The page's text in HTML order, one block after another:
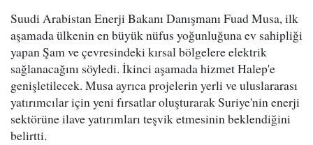
Suudi Arabistan Enerji Bakanı Danışmanı Fuad Musa, ilk
aşamada ülkenin en büyük nüfus yoğunluğuna ev sahipliği
yapan Şam ve çevresindeki kırsal bölgelere elektrik
sağlanacağını söyledi. İkinci aşamada hizmet Halep'e
genişletilecek. Musa ayrıca projelerin yerli ve uluslararası
yatırımcılar için yeni fırsatlar oluşturarak Suriye'nin enerji
sektörüne ilave yatırımları teşvik etmesinin beklendiğini
belirtti.